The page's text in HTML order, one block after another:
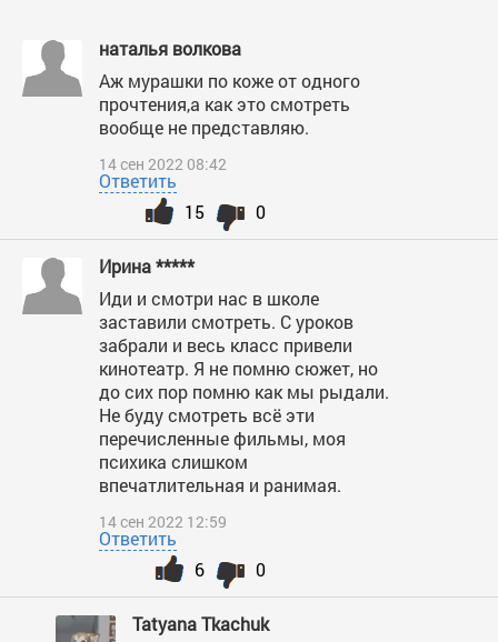
наталья волкова
Аж мурашки по коже от одного
прочтения,а как это смотреть
вообще не представляю.
14 сен 2022 08:42
Ответить
0
15
Ирина *****
Иди и смотри нас в школе
заставили смотреть. С уроков
забрали и весь класс привели
кинотеатр. Я не помню сюжет, но
до сих пор помню как мы рыдали.
Не буду смотреть всё эти
перечисленные фильмы, моя
психика слишком
впечатлительная и ранимая.
14 сен 2022 12:59
Ответить
0
6
Tatyana Tkachuk